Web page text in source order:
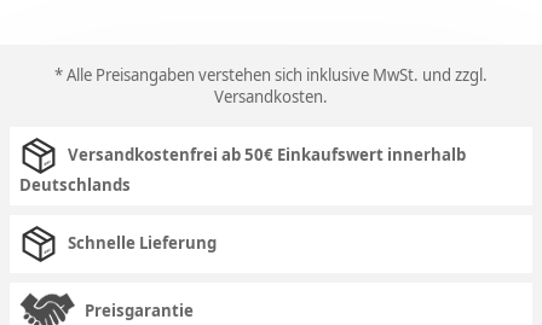
* Alle Preisangaben verstehen sich inklusive MwSt. und zzgl.
Versandkosten.
Versandkostenfrei ab 50€ Einkaufswert innerhalb
Deutschlands
Schnelle Lieferung
Preisgarantie